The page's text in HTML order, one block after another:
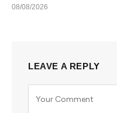
08/08/2026
LEAVE A REPLY